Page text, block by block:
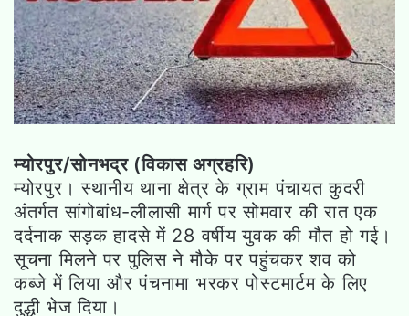
म्योरपुर/सोनभद्र (विकास अग्रहरि)
म्योरपुर। स्थानीय थाना क्षेत्र के ग्राम पंचायत कुदरी
अंतर्गत सांगोबांध-लीलासी मार्ग पर सोमवार की रात एक
दर्दनाक सड़क हादसे में 28 वर्षीय युवक की मौत हो गई।
सूचना मिलने पर पुलिस ने मौके पर पहुंचकर शव को
कब्जे में लिया और पंचनामा भरकर पोस्टमार्टम के लिए
दुद्धी भेज दिया।